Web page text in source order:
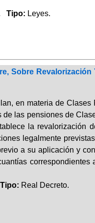
Tipo: Leyes.
Sobre
en materia de
las pensiones de
la
legalmente
a su aplicación y
Tipo: Real Decreto.